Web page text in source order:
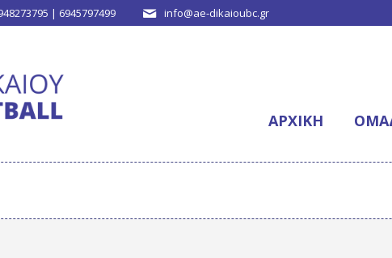
| 6945797499 info@ae-dikaioubc.gr
ΑΡΧΙΚΉ